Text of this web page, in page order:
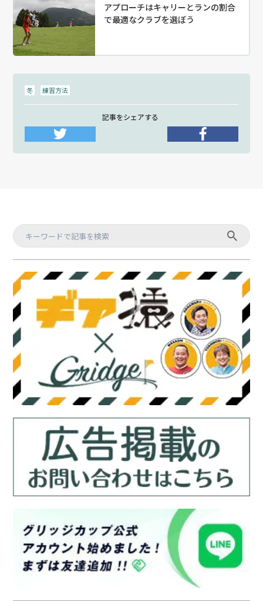
アプローチはキャリーとランの割合
で最適なクラブを選ぼう
冬 練習方法
記事をシェアする